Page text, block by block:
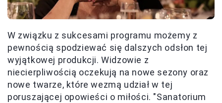
W związku z sukcesami programu możemy z
pewnością spodziewać się dalszych odsłon tej
wyjątkowej produkcji. Widzowie z
niecierpliwością oczekują na nowe sezony oraz
nowe twarze, które wezmą udział w tej
poruszającej opowieści o miłości. "Sanatorium